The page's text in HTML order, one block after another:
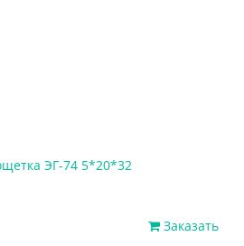
ЭГ-74 5*20*32
Заказать